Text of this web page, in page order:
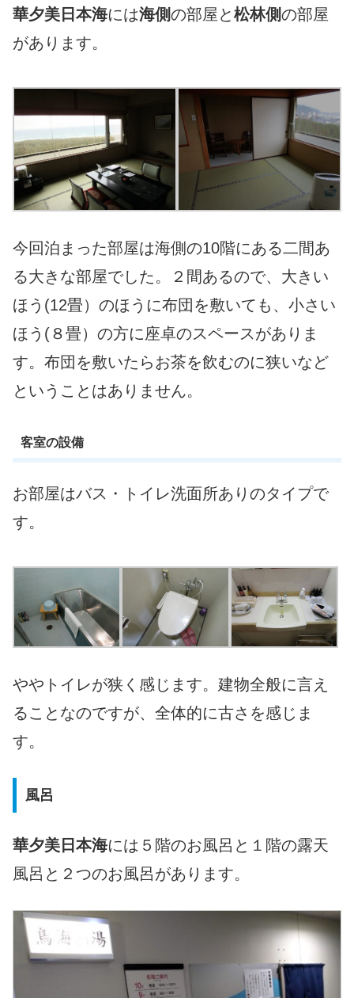
華夕美日本海には海側の部屋と松林側の部屋
があります。
今回泊まった部屋は海側の10階にある二間あ
る大きな部屋でした。２間あるので、大きい
ほう(12畳）のほうに布団を敷いても、小さい
ほう(８畳）の方に座卓のスペースがありま
す。布団を敷いたらお茶を飲むのに狭いなど
ということはありません。
客室の設備
お部屋はバス・トイレ洗面所ありのタイプで
す。
ややトイレが狭く感じます。建物全般に言え
ることなのですが、全体的に古さを感じま
す。
風呂
華夕美日本海には５階のお風呂と１階の露天
風呂と２つのお風呂があります。